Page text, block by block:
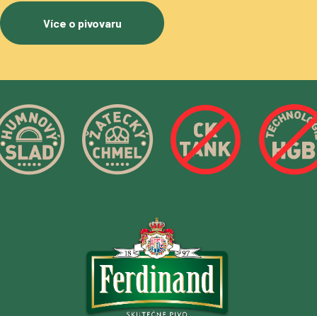
Více o pivovaru